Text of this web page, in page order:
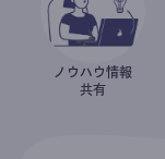
ノウハウ情報
共有